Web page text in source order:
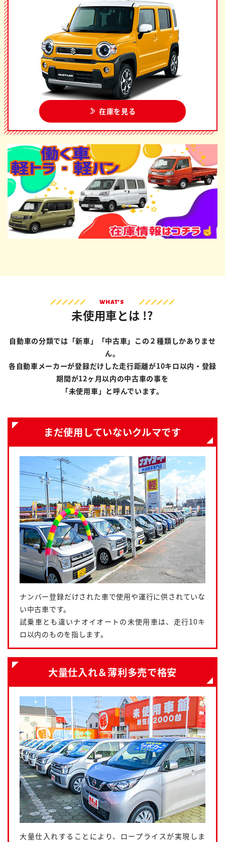
在庫を見る
WHAT’S
未使用車とは !?
自動車の分類では「新車」「中古車」この２種類しかありませ
ん。
各自動車メーカーが登録だけした走行距離が10キロ以内・登録
期間が12ヶ月以内の中古車の事を
「未使用車」と呼んでいます。
まだ使用していないクルマです
ナンバー登録だけされた車で使用や運行に供されていな
い中古車です。
試乗車とも違いナオイオートの未使用車は、走行10キ
ロ以内のものを指します。
大量仕入れ＆薄利多売で格安
大量仕入れすることにより、ロープライスが実現しま